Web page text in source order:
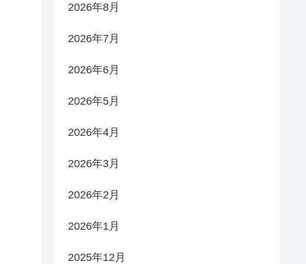
2026年8月
2026年7月
2026年6月
2026年5月
2026年4月
2026年3月
2026年2月
2026年1月
2025年12月